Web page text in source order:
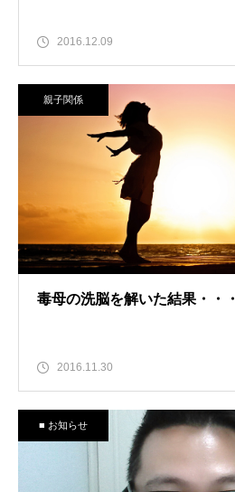
2016.12.09
親子関係
毒母の洗脳を解いた結果・・・
2016.11.30
■ お知らせ